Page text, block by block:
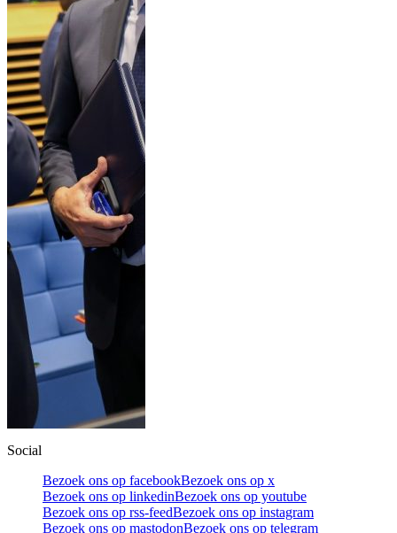
Social
Bezoek ons op facebookBezoek ons op x
Bezoek ons op linkedinBezoek ons op youtube
Bezoek ons op rss-feedBezoek ons op instagram
Bezoek ons op mastodonBezoek ons op telegram